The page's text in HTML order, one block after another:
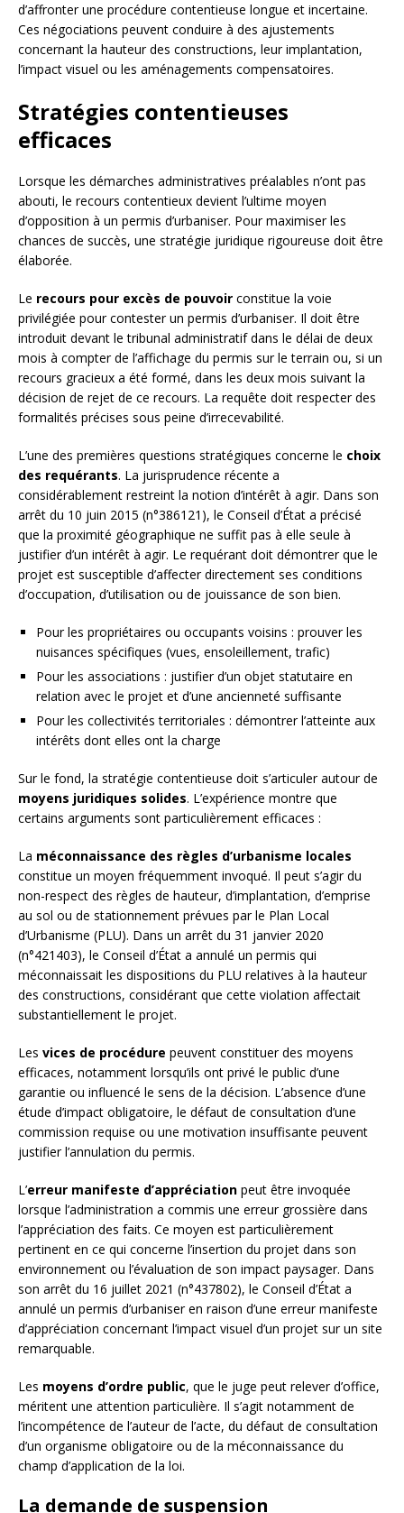
d’affronter une procédure contentieuse longue et incertaine.
Ces négociations peuvent conduire à des ajustements
concernant la hauteur des constructions, leur implantation,
l’impact visuel ou les aménagements compensatoires.
Stratégies contentieuses
efficaces
Lorsque les démarches administratives préalables n’ont pas
abouti, le recours contentieux devient l’ultime moyen
d’opposition à un permis d’urbaniser. Pour maximiser les
chances de succès, une stratégie juridique rigoureuse doit être
élaborée.
Le recours pour excès de pouvoir constitue la voie
privilégiée pour contester un permis d’urbaniser. Il doit être
introduit devant le tribunal administratif dans le délai de deux
mois à compter de l’affichage du permis sur le terrain ou, si un
recours gracieux a été formé, dans les deux mois suivant la
décision de rejet de ce recours. La requête doit respecter des
formalités précises sous peine d’irrecevabilité.
L’une des premières questions stratégiques concerne le choix
des requérants. La jurisprudence récente a
considérablement restreint la notion d’intérêt à agir. Dans son
arrêt du 10 juin 2015 (n°386121), le Conseil d’État a précisé
que la proximité géographique ne suffit pas à elle seule à
justifier d’un intérêt à agir. Le requérant doit démontrer que le
projet est susceptible d’affecter directement ses conditions
d’occupation, d’utilisation ou de jouissance de son bien.
Pour les propriétaires ou occupants voisins : prouver les
nuisances spécifiques (vues, ensoleillement, trafic)
Pour les associations : justifier d’un objet statutaire en
relation avec le projet et d’une ancienneté suffisante
Pour les collectivités territoriales : démontrer l’atteinte aux
intérêts dont elles ont la charge
Sur le fond, la stratégie contentieuse doit s’articuler autour de
moyens juridiques solides. L’expérience montre que
certains arguments sont particulièrement efficaces :
La méconnaissance des règles d’urbanisme locales
constitue un moyen fréquemment invoqué. Il peut s’agir du
non-respect des règles de hauteur, d’implantation, d’emprise
au sol ou de stationnement prévues par le Plan Local
d’Urbanisme (PLU). Dans un arrêt du 31 janvier 2020
(n°421403), le Conseil d’État a annulé un permis qui
méconnaissait les dispositions du PLU relatives à la hauteur
des constructions, considérant que cette violation affectait
substantiellement le projet.
Les vices de procédure peuvent constituer des moyens
efficaces, notamment lorsqu’ils ont privé le public d’une
garantie ou influencé le sens de la décision. L’absence d’une
étude d’impact obligatoire, le défaut de consultation d’une
commission requise ou une motivation insuffisante peuvent
justifier l’annulation du permis.
L’erreur manifeste d’appréciation peut être invoquée
lorsque l’administration a commis une erreur grossière dans
l’appréciation des faits. Ce moyen est particulièrement
pertinent en ce qui concerne l’insertion du projet dans son
environnement ou l’évaluation de son impact paysager. Dans
son arrêt du 16 juillet 2021 (n°437802), le Conseil d’État a
annulé un permis d’urbaniser en raison d’une erreur manifeste
d’appréciation concernant l’impact visuel d’un projet sur un site
remarquable.
Les moyens d’ordre public, que le juge peut relever d’office,
méritent une attention particulière. Il s’agit notamment de
l’incompétence de l’auteur de l’acte, du défaut de consultation
d’un organisme obligatoire ou de la méconnaissance du
champ d’application de la loi.
La demande de suspension